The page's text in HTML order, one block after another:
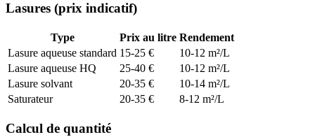
Lasures (prix indicatif)
Type Prix au litre Rendement
Lasure aqueuse standard 15-25 €
10-12 m²/L
Lasure aqueuse HQ
25-40 €
10-12 m²/L
Lasure solvant
20-35 €
10-14 m²/L
Saturateur
20-35 € 8-12 m²/L
Calcul de quantité